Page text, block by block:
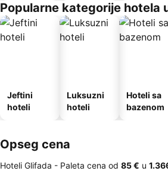
Popularne kategorije hotela
Jeftini
hoteli
Luksuzni
hoteli
Hoteli sa
bazenom
Opseg cena
Hoteli Glifada - Paleta cena od ‎85 € u